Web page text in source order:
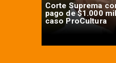
Corte Suprema
pago de $1.000
caso ProCultura